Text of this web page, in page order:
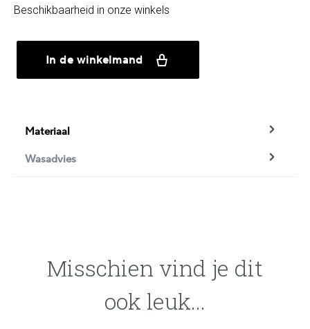
Beschikbaarheid in onze winkels
In de winkelmand
Materiaal
Wasadvies
Misschien vind je dit
ook leuk...